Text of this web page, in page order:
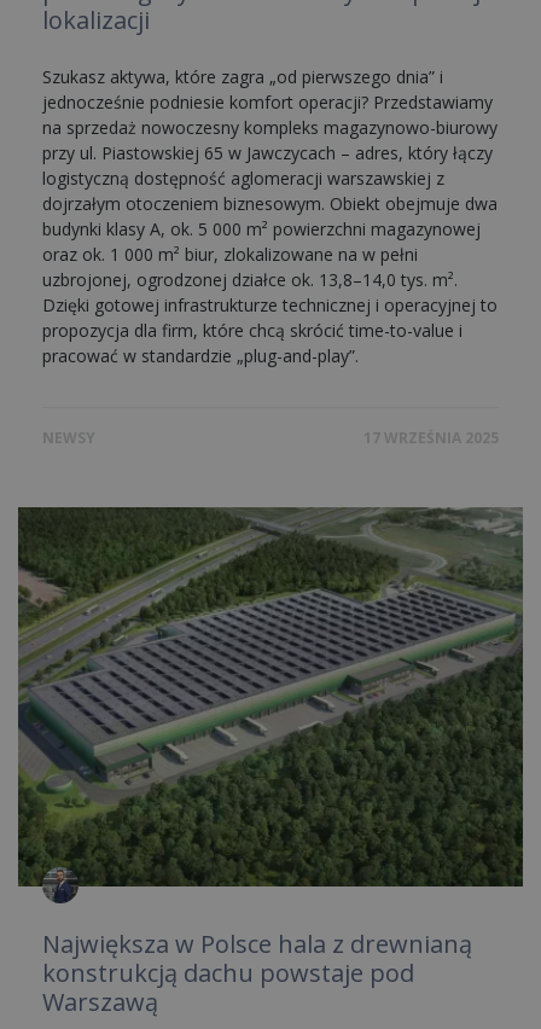
lokalizacji
Szukasz aktywa, które zagra „od pierwszego dnia” i
jednocześnie podniesie komfort operacji? Przedstawiamy
na sprzedaż nowoczesny kompleks magazynowo-biurowy
przy ul. Piastowskiej 65 w Jawczycach – adres, który łączy
logistyczną dostępność aglomeracji warszawskiej z
dojrzałym otoczeniem biznesowym. Obiekt obejmuje dwa
budynki klasy A, ok. 5 000 m² powierzchni magazynowej
oraz ok. 1 000 m² biur, zlokalizowane na w pełni
uzbrojonej, ogrodzonej działce ok. 13,8–14,0 tys. m².
Dzięki gotowej infrastrukturze technicznej i operacyjnej to
propozycja dla firm, które chcą skrócić time-to-value i
pracować w standardzie „plug-and-play”.
NEWSY 17 WRZEŚNIA 2025
Największa w Polsce hala z drewnianą
konstrukcją dachu powstaje pod
Warszawą